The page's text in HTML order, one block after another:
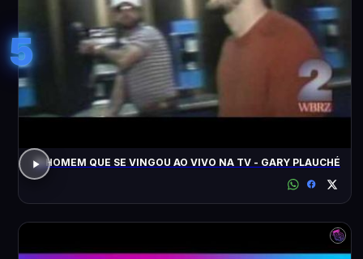
5
O HOMEM QUE SE VINGOU AO VIVO NA TV - GARY PLAUCHÉ